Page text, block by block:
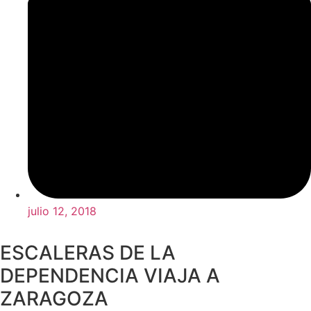
julio 12, 2018
ESCALERAS DE LA
DEPENDENCIA VIAJA A
ZARAGOZA